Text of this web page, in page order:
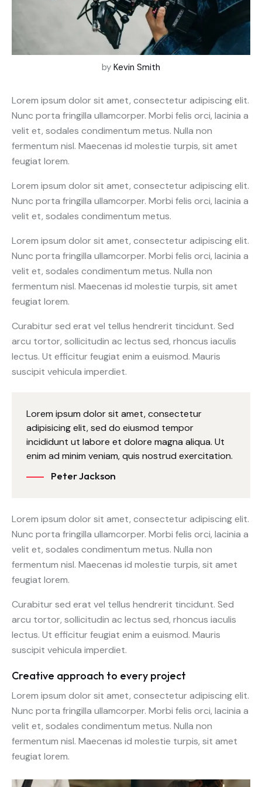
by Kevin Smith
Lorem ipsum dolor sit amet, consectetur adipiscing elit.
Nunc porta fringilla ullamcorper. Morbi felis orci, lacinia a
velit et, sodales condimentum metus. Nulla non
fermentum nisl. Maecenas id molestie turpis, sit amet
feugiat lorem.
Lorem ipsum dolor sit amet, consectetur adipiscing elit.
Nunc porta fringilla ullamcorper. Morbi felis orci, lacinia a
velit et, sodales condimentum metus.
Lorem ipsum dolor sit amet, consectetur adipiscing elit.
Nunc porta fringilla ullamcorper. Morbi felis orci, lacinia a
velit et, sodales condimentum metus. Nulla non
fermentum nisl. Maecenas id molestie turpis, sit amet
feugiat lorem.
Curabitur sed erat vel tellus hendrerit tincidunt. Sed
arcu tortor, sollicitudin ac lectus sed, rhoncus iaculis
lectus. Ut efficitur feugiat enim a euismod. Mauris
suscipit vehicula imperdiet.
Lorem ipsum dolor sit amet, consectetur
adipisicing elit, sed do eiusmod tempor
incididunt ut labore et dolore magna aliqua. Ut
enim ad minim veniam, quis nostrud exercitation.
Peter Jackson
Lorem ipsum dolor sit amet, consectetur adipiscing elit.
Nunc porta fringilla ullamcorper. Morbi felis orci, lacinia a
velit et, sodales condimentum metus. Nulla non
fermentum nisl. Maecenas id molestie turpis, sit amet
feugiat lorem.
Curabitur sed erat vel tellus hendrerit tincidunt. Sed
arcu tortor, sollicitudin ac lectus sed, rhoncus iaculis
lectus. Ut efficitur feugiat enim a euismod. Mauris
suscipit vehicula imperdiet.
Creative approach to every project
Lorem ipsum dolor sit amet, consectetur adipiscing elit.
Nunc porta fringilla ullamcorper. Morbi felis orci, lacinia a
velit et, sodales condimentum metus. Nulla non
fermentum nisl. Maecenas id molestie turpis, sit amet
feugiat lorem.